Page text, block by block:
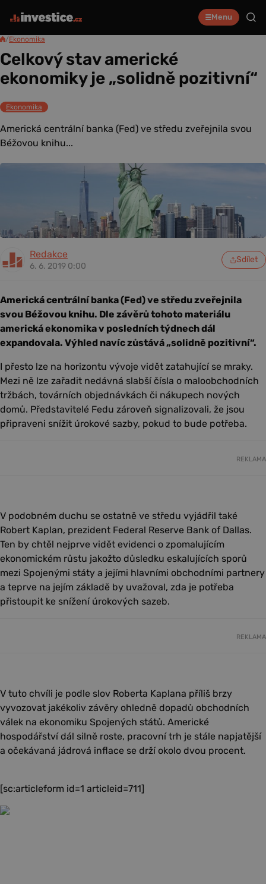
Menu
/Ekonomika
Celkový stav americké
ekonomiky je „solidně pozitivní“
Ekonomika
Americká centrální banka (Fed) ve středu zveřejnila svou
Béžovou knihu...
Redakce
6. 6. 2019 0:00
Sdílet
Americká centrální banka (Fed) ve středu zveřejnila
svou Béžovou knihu. Dle závěrů tohoto materiálu
americká ekonomika v posledních týdnech dál
expandovala. Výhled navíc zůstává „solidně pozitivní“.
I přesto lze na horizontu vývoje vidět zatahující se mraky.
Mezi ně lze zařadit nedávná slabší čísla o maloobchodních
tržbách, továrních objednávkách či nákupech nových
domů. Představitelé Fedu zároveň signalizovali, že jsou
připraveni snížit úrokové sazby, pokud to bude potřeba.
REKLAMA
V podobném duchu se ostatně ve středu vyjádřil také
Robert Kaplan, prezident Federal Reserve Bank of Dallas.
Ten by chtěl nejprve vidět evidenci o zpomalujícím
ekonomickém růstu jakožto důsledku eskalujících sporů
mezi Spojenými státy a jejími hlavními obchodními partnery
a teprve na jejím základě by uvažoval, zda je potřeba
přistoupit ke snížení úrokových sazeb.
REKLAMA
V tuto chvíli je podle slov Roberta Kaplana příliš brzy
vyvozovat jakékoliv závěry ohledně dopadů obchodních
válek na ekonomiku Spojených států. Americké
hospodářství dál silně roste, pracovní trh je stále napjatější
a očekávaná jádrová inflace se drží okolo dvou procent.
[sc:articleform id=1 articleid=711]